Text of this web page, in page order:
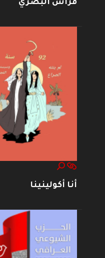
فراس البصري
أنا أكولينينا